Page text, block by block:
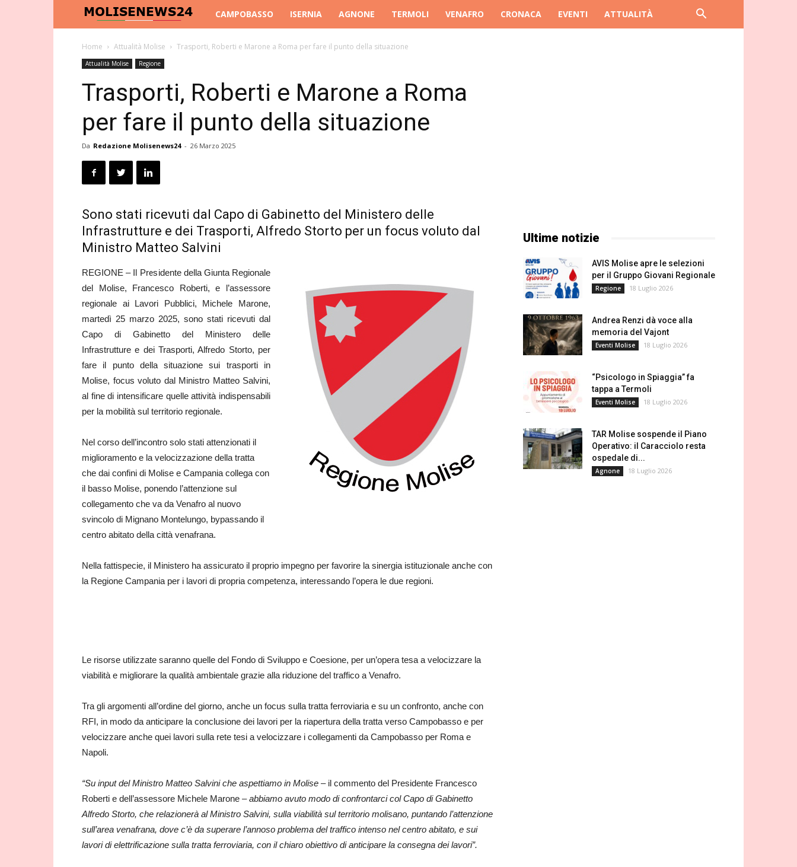
Molise
News
CAMPOBASSO ISERNIA AGNONE TERMOLI VENAFRO CRONACA EVENTI ATTUALITÀ
Home Attualità Molise Trasporti, Roberti e Marone a Roma per fare il punto della situazione
Attualità Molise Regione
Trasporti, Roberti e Marone a Roma
per fare il punto della situazione
Da Redazione Molisenews24 - 26 Marzo 2025
Sono stati ricevuti dal Capo di Gabinetto del Ministero delle
Infrastrutture e dei Trasporti, Alfredo Storto per un focus voluto dal
Ministro Matteo Salvini
REGIONE – Il Presidente della Giunta Regionale
del Molise, Francesco Roberti, e l’assessore
regionale ai Lavori Pubblici, Michele Marone,
martedì 25 marzo 2025, sono stati ricevuti dal
Capo di Gabinetto del Ministero delle
Infrastrutture e dei Trasporti, Alfredo Storto, per
fare il punto della situazione sui trasporti in
Molise, focus voluto dal Ministro Matteo Salvini,
al fine di intensificare quelle attività indispensabili
per la mobilità sul territorio regionale.
Nel corso dell’incontro solo stati attenzionati il
miglioramento e la velocizzazione della tratta
che dai confini di Molise e Campania collega con
il basso Molise, ponendo l’attenzione sul
collegamento che va da Venafro al nuovo
svincolo di Mignano Montelungo, bypassando il
centro abitato della città venafrana.
Nella fattispecie, il Ministero ha assicurato il proprio impegno per favorire la sinergia istituzionale anche con
la Regione Campania per i lavori di propria competenza, interessando l’opera le due regioni.
Le risorse utilizzate saranno quelle del Fondo di Sviluppo e Coesione, per un’opera tesa a velocizzare la
viabilità e migliorare la qualità ambientale grazie alla riduzione del traffico a Venafro.
Tra gli argomenti all’ordine del giorno, anche un focus sulla tratta ferroviaria e su un confronto, anche con
RFI, in modo da anticipare la conclusione dei lavori per la riapertura della tratta verso Campobasso e per
velocizzare anche quei lavori sulla rete tesi a velocizzare i collegamenti da Campobasso per Roma e
Napoli.
“Su input del Ministro Matteo Salvini che aspettiamo in Molise –il commento del Presidente Francesco
Roberti e dell’assessore Michele Marone –abbiamo avuto modo di confrontarci col Capo di Gabinetto
Alfredo Storto, che relazionerà al Ministro Salvini, sulla viabilità sul territorio molisano, puntando l’attenzione
sull’area venafrana, dove c’è da superare l’annoso problema del traffico intenso nel centro abitato, e sui
lavori di elettrificazione sulla tratta ferroviaria, con il chiaro obiettivo di anticipare la consegna dei lavori”.
Ultime notizie
AVIS Molise apre le selezioni
per il Gruppo Giovani Regionale
Regione 18 Luglio 2026
Andrea Renzi dà voce alla
memoria del Vajont
Eventi Molise 18 Luglio 2026
“Psicologo in Spiaggia” fa
tappa a Termoli
Eventi Molise 18 Luglio 2026
TAR Molise sospende il Piano
Operativo: il Caracciolo resta
ospedale di...
Agnone 18 Luglio 2026